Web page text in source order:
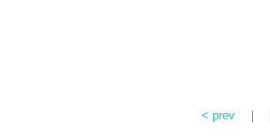
< prev ｜